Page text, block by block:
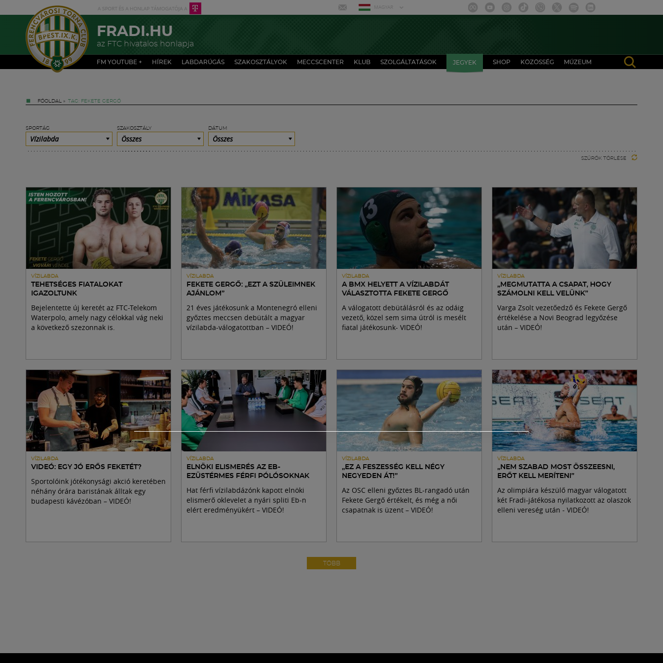
MAGYAR
FRADI.HU
az FTC hivatalos honlapja
FM YOUTUBE + HÍREK LABDARÚGÁS SZAKOSZTÁLYOK MECCSCENTER KLUB SZOLGÁLTATÁSOK JEGYEK SHOP KÖZÖSSÉG MÚZEUM
FŐOLDAL » TAG: FEKETE GERGŐ
SPORTÁG
Vízilabda
SZAKOSZTÁLY
Összes
DÁTUM
Összes
SZŰRŐK TÖRLÉSE
VÍZILABDA
TEHETSÉGES FIATALOKAT
IGAZOLTUNK
Bejelentette új keretét az FTC-Telekom
Waterpolo, amely nagy célokkal vág neki
a következő szezonnak is.
VÍZILABDA
FEKETE GERGŐ: „EZT A SZÜLEIMNEK
AJÁNLOM”
21 éves játékosunk a Montenegró elleni
győztes meccsen debütált a magyar
vízilabda-válogatottban – VIDEÓ!
VÍZILABDA
A BMX HELYETT A VÍZILABDÁT
VÁLASZTOTTA FEKETE GERGŐ
A válogatott debütálásról és az odáig
vezető, közel sem sima útról is mesélt
fiatal játékosunk- VIDEÓ!
VÍZILABDA
„MEGMUTATTA A CSAPAT, HOGY
SZÁMOLNI KELL VELÜNK”
Varga Zsolt vezetőedző és Fekete Gergő
értékelése a Novi Beograd legyőzése
után – VIDEÓ!
VÍZILABDA
VIDEÓ: EGY JÓ ERŐS FEKETÉT?
Sportolóink jótékonysági akció keretében
néhány órára baristának álltak egy
budapesti kávézóban – VIDEÓ!
VÍZILABDA
ELNÖKI ELISMERÉS AZ EB-
EZÜSTÉRMES FÉRFI PÓLÓSOKNAK
Hat férfi vízilabdázónk kapott elnöki
elismerő oklevelet a nyári spliti Eb-n
elért eredményükért – VIDEÓ!
VÍZILABDA
„EZ A FESZESSÉG KELL NÉGY
NEGYEDEN ÁT!”
Az OSC elleni győztes BL-rangadó után
Fekete Gergő értékelt, és még a női
csapatnak is üzent – VIDEÓ!
VÍZILABDA
„NEM SZABAD MOST ÖSSZEESNI,
ERŐT KELL MERÍTENI”
Az olimpiára készülő magyar válogatott
két Fradi-játékosa nyilatkozott az olaszok
elleni vereség után - VIDEÓ!
TÖBB